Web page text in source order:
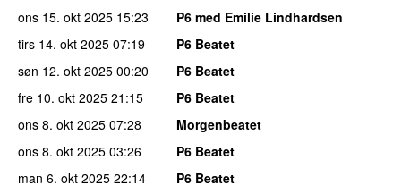
ons 15. okt 2025 15:23
P6 med Emilie Lindhardsen
tirs 14. okt 2025 07:19
P6 Beatet
søn 12. okt 2025 00:20
P6 Beatet
fre 10. okt 2025 21:15
P6 Beatet
ons 8. okt 2025 07:28
Morgenbeatet
ons 8. okt 2025 03:26
P6 Beatet
man 6. okt 2025 22:14
P6 Beatet